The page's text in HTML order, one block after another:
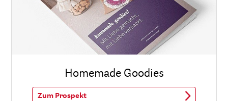
Homemade Goodies
Zum Prospekt